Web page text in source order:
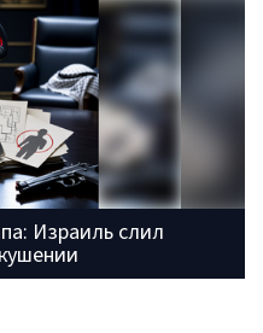
Израиль слил